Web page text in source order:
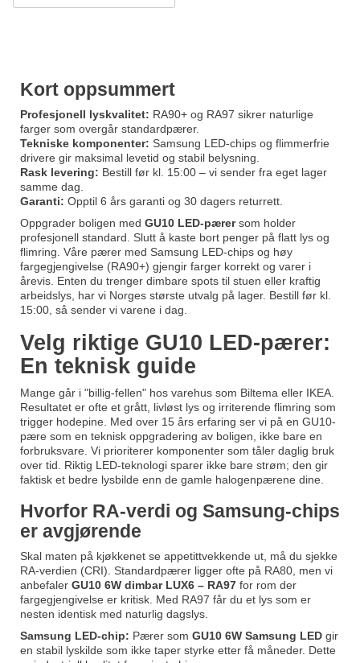
Kort oppsummert
Profesjonell lyskvalitet: RA90+ og RA97 sikrer naturlige
farger som overgår standardpærer.
Tekniske komponenter: Samsung LED-chips og flimmerfrie
drivere gir maksimal levetid og stabil belysning.
Rask levering: Bestill før kl. 15:00 – vi sender fra eget lager
samme dag.
Garanti: Opptil 6 års garanti og 30 dagers returrett.
Oppgrader boligen med GU10 LED-pærersom holder
profesjonell standard. Slutt å kaste bort penger på flatt lys og
flimring. Våre pærer med Samsung LED-chips og høy
fargegjengivelse (RA90+) gjengir farger korrekt og varer i
årevis. Enten du trenger dimbare spots til stuen eller kraftig
arbeidslys, har vi Norges største utvalg på lager. Bestill før kl.
15:00, så sender vi varene i dag.
Velg riktige GU10 LED-pærer:
En teknisk guide
Mange går i "billig-fellen" hos varehus som Biltema eller IKEA.
Resultatet er ofte et grått, livløst lys og irriterende flimring som
trigger hodepine. Med over 15 års erfaring ser vi på en GU10-
pære som en teknisk oppgradering av boligen, ikke bare en
forbruksvare. Vi prioriterer komponenter som tåler daglig bruk
over tid. Riktig LED-teknologi sparer ikke bare strøm; den gir
faktisk et bedre lysbilde enn de gamle halogenpærene dine.
Hvorfor RA-verdi og Samsung-chips
er avgjørende
Skal maten på kjøkkenet se appetittvekkende ut, må du sjekke
RA-verdien (CRI). Standardpærer ligger ofte på RA80, men vi
anbefaler GU10 6W dimbar LUX6 – RA97 for rom der
fargegjengivelse er kritisk. Med RA97 får du et lys som er
nesten identisk med naturlig dagslys.
Samsung LED-chip: Pærer som GU10 6W Samsung LED gir
en stabil lyskilde som ikke taper styrke etter få måneder. Dette